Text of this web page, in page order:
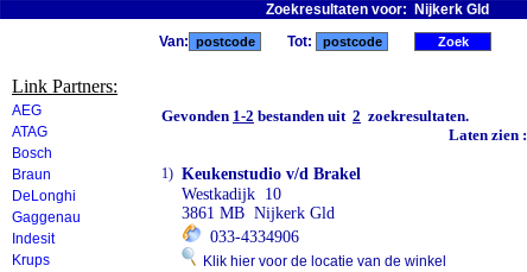
Zoekresultaten voor: Nijkerk Gld
Link Partners:
AEG
ATAG
Bosch
Braun
DeLonghi
Gaggenau
Indesit
Krups
Van: Tot:
Gevonden 1-2 bestanden uit 2 zoekresultaten.
Laten zien :
1) Keukenstudio v/d Brakel
Westkadijk 10
3861 MB Nijkerk Gld
033-4334906
Klik hier voor de locatie van de winkel